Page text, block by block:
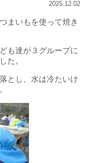
2025.12.02
まいもを使って焼き
も達が３グループに
た。
とし、水は冷たいけ